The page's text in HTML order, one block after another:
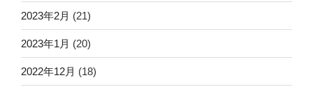
2023年2月 (21)
2023年1月 (20)
2022年12月 (18)